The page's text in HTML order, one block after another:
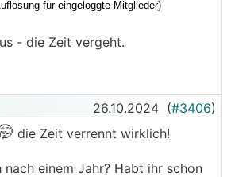
- die Zeit vergeht.
26.10.2024 (#3406)
die Zeit verrennt wirklich!
nach einem Jahr? Habt ihr schon